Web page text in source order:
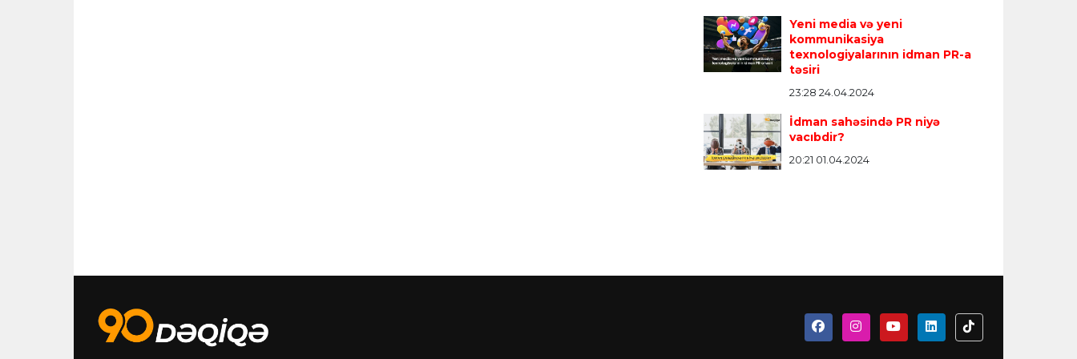
Yeni media və yeni
kommunikasiya
texnologiyalarının idman PR-a
təsiri
23:28 24.04.2024
İdman sahəsində PR niyə
vacıbdir?
20:21 01.04.2024